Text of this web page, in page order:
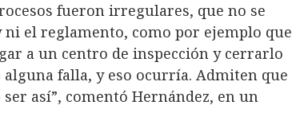
fueron irregulares, que no se
el reglamento, como por ejemplo que
a un centro de inspección y cerrarlo
falla, y eso ocurría. Admiten que
así”, comentó Hernández, en un